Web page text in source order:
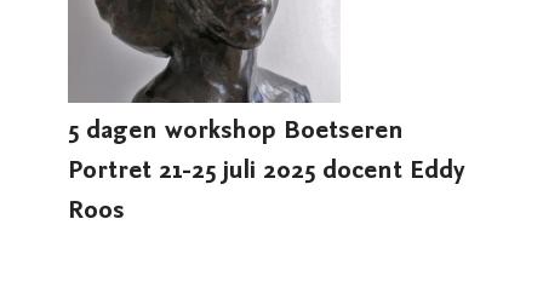
5 dagen workshop Boetseren
Portret 21-25 juli 2025 docent Eddy
Roos